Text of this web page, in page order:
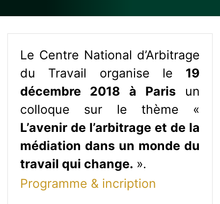
Le Centre National d’Arbitrage
du Travail organise le 19
décembre 2018 à Paris un
colloque sur le thème «
L’avenir de l’arbitrage et de la
médiation dans un monde du
travail qui change. ».
Programme & incription